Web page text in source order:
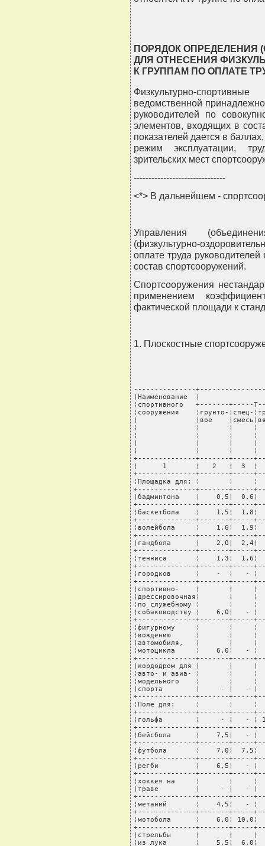
ПОРЯДОК ОПРЕДЕЛЕНИЯ
ДЛЯ ОТНЕСЕНИЯ
К ГРУППАМ ПО ОПЛАТЕ
Физкультурно-
ведомственной
руководителей по
элементов, входящих в
показателей дается в
режим эксплуатации,
зрительских мест
-------------------------------
<*> В дальнейшем -
Управления
(физкультурно-
оплате труда
состав спортсооружений.
Спортсооружения
применением
фактической площади к
1. Плоскостные
---------------
¦Наименование  ¦
¦спортивного   +-------
¦сооружения    ¦грунто-¦спец-
¦              ¦вое
¦              ¦       ¦     ¦
¦              ¦       ¦     ¦
¦              ¦       ¦     ¦
¦              ¦       ¦     ¦
+--------------+-------+-----
¦      1       ¦   2   ¦  3  ¦
+--------------+-------+-----
¦Площадка для: ¦       ¦
+--------------+-------+-----
¦бадминтона    ¦    0,5¦
+--------------+-------+-----
¦баскетбола    ¦    1,5¦
+--------------+-------+-----
¦волейбола     ¦    1,6¦
+--------------+-------+-----
¦гандбола      ¦    2,0¦
+--------------+-------+-----
¦тенниса       ¦    1,3¦
+--------------+-------+-----
¦городков      ¦    -  ¦   -
+--------------+-------+-----
¦спортивно-    ¦       ¦
¦дрессировочная¦
¦по служебному ¦       ¦
¦собаководству ¦    6,0¦
+--------------+-------+-----
¦фигурному     ¦       ¦
¦вождению      ¦       ¦
¦автомобиля,   ¦       ¦
¦мотоцикла     ¦    6,0¦
+--------------+-------+-----
¦кордодром для ¦       ¦
¦авто- и авиа- ¦       ¦
¦модельного    ¦       ¦
¦спорта        ¦     - ¦   -
+--------------+-------+-----
¦Поле для:     ¦       ¦
+--------------+-------+-----
¦гольфа        ¦     - ¦   -
+--------------+-------+-----
¦бейсбола      ¦    7,5¦   -
+--------------+-------+-----
¦футбола       ¦    7,0¦
+--------------+-------+-----
¦регби         ¦    6,5¦   -
+--------------+-------+-----
¦хоккея на     ¦       ¦
¦траве         ¦     - ¦   - ¦
+--------------+-------+-----
¦метаний       ¦    4,5¦
+--------------+-------+-----
¦мотобола      ¦    6,0¦
+--------------+-------+-----
¦стрельбы      ¦       ¦
¦из лука       ¦    5,5¦